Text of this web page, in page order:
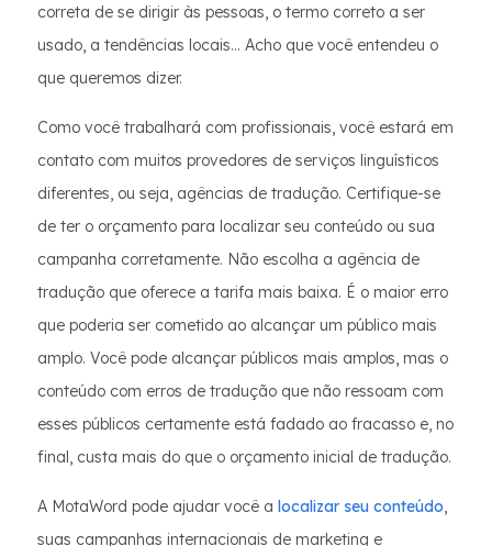
correta de se dirigir às pessoas, o termo correto a ser
usado, a tendências locais... Acho que você entendeu o
que queremos dizer.
Como você trabalhará com profissionais, você estará em
contato com muitos provedores de serviços linguísticos
diferentes, ou seja, agências de tradução. Certifique-se
de ter o orçamento para localizar seu conteúdo ou sua
campanha corretamente. Não escolha a agência de
tradução que oferece a tarifa mais baixa. É o maior erro
que poderia ser cometido ao alcançar um público mais
amplo. Você pode alcançar públicos mais amplos, mas o
conteúdo com erros de tradução que não ressoam com
esses públicos certamente está fadado ao fracasso e, no
final, custa mais do que o orçamento inicial de tradução.
A MotaWord pode ajudar você a localizar seu conteúdo,
suas campanhas internacionais de marketing e